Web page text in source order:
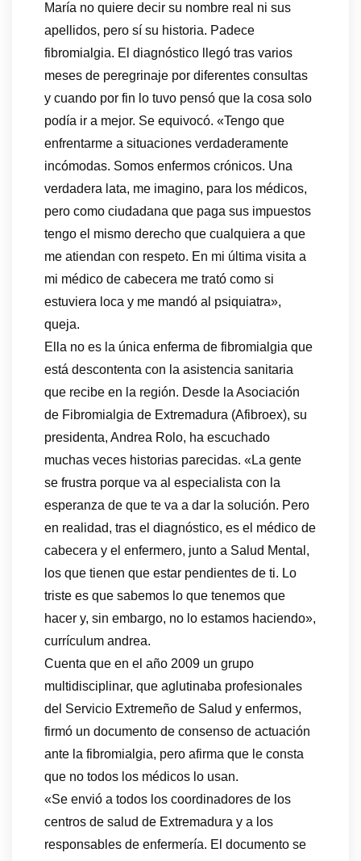
María no quiere decir su nombre real ni sus
apellidos, pero sí su historia. Padece
fibromialgia. El diagnóstico llegó tras varios
meses de peregrinaje por diferentes consultas
y cuando por fin lo tuvo pensó que la cosa solo
podía ir a mejor. Se equivocó. «Tengo que
enfrentarme a situaciones verdaderamente
incómodas. Somos enfermos crónicos. Una
verdadera lata, me imagino, para los médicos,
pero como ciudadana que paga sus impuestos
tengo el mismo derecho que cualquiera a que
me atiendan con respeto. En mi última visita a
mi médico de cabecera me trató como si
estuviera loca y me mandó al psiquiatra»,
queja.
Ella no es la única enferma de fibromialgia que
está descontenta con la asistencia sanitaria
que recibe en la región. Desde la Asociación
de Fibromialgia de Extremadura (Afibroex), su
presidenta, Andrea Rolo, ha escuchado
muchas veces historias parecidas. «La gente
se frustra porque va al especialista con la
esperanza de que te va a dar la solución. Pero
en realidad, tras el diagnóstico, es el médico de
cabecera y el enfermero, junto a Salud Mental,
los que tienen que estar pendientes de ti. Lo
triste es que sabemos lo que tenemos que
hacer y, sin embargo, no lo estamos haciendo»,
currículum andrea.
Cuenta que en el año 2009 un grupo
multidisciplinar, que aglutinaba profesionales
del Servicio Extremeño de Salud y enfermos,
firmó un documento de consenso de actuación
ante la fibromialgia, pero afirma que le consta
que no todos los médicos lo usan.
«Se envió a todos los coordinadores de los
centros de salud de Extremadura y a los
responsables de enfermería. El documento se